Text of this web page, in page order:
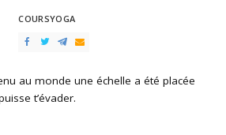
POSTED
COURSYOGA
au monde une échelle a été placée
t’évader.